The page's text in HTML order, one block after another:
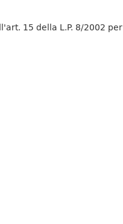
15 della L.P. 8/2002 per